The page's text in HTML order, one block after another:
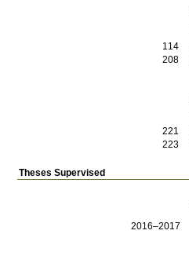
114
208
221
223
Theses Supervised
2016–2017